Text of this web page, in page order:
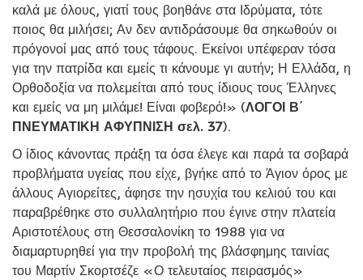
καλά με όλους, γιατί τους βοηθάνε στα Ιδρύματα, τότε
ποιος θα μιλήσει; Αν δεν αντιδράσουμε θα σηκωθούν οι
πρόγονοί μας από τους τάφους. Εκείνοι υπέφεραν τόσα
για την πατρίδα και εμείς τι κάνουμε γι αυτήν; Η Ελλάδα, η
Ορθοδοξία να πολεμείται από τους ίδιους τους Έλληνες
και εμείς να μη μιλάμε! Είναι φοβερό!» (ΛΟΓΟΙ Β΄
ΠΝΕΥΜΑΤΙΚΗ ΑΦΥΠΝΙΣΗ σελ. 37).
Ο ίδιος κάνοντας πράξη τα όσα έλεγε και παρά τα σοβαρά
προβλήματα υγείας που είχε, βγήκε από το Άγιον όρος με
άλλους Αγιορείτες, άφησε την ησυχία του κελιού του και
παραβρέθηκε στο συλλαλητήριο που έγινε στην πλατεία
Αριστοτέλους στη Θεσσαλονίκη το 1988 για να
διαμαρτυρηθεί για την προβολή της βλάσφημης ταινίας
του Μαρτίν Σκορτσέζε «Ο τελευταίος πειρασμός»